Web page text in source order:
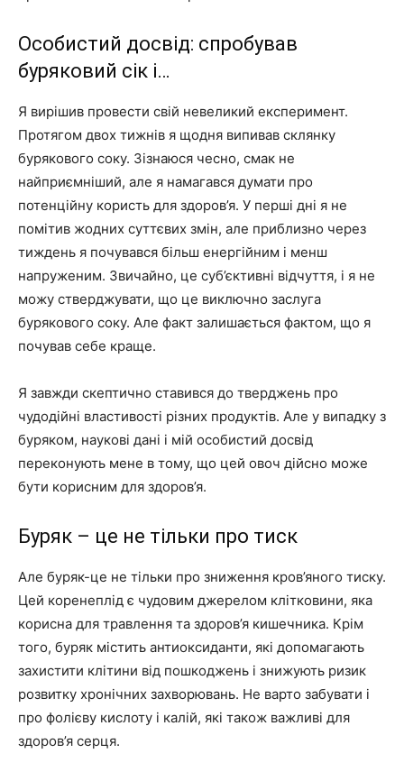
Особистий досвід: спробував
буряковий сік і…
Я вирішив провести свій невеликий експеримент.
Протягом двох тижнів я щодня випивав склянку
бурякового соку. Зізнаюся чесно, смак не
найприємніший, але я намагався думати про
потенційну користь для здоров’я. У перші дні я не
помітив жодних суттєвих змін, але приблизно через
тиждень я почувався більш енергійним і менш
напруженим. Звичайно, це суб’єктивні відчуття, і я не
можу стверджувати, що це виключно заслуга
бурякового соку. Але факт залишається фактом, що я
почував себе краще.
Я завжди скептично ставився до тверджень про
чудодійні властивості різних продуктів. Але у випадку з
буряком, наукові дані і мій особистий досвід
переконують мене в тому, що цей овоч дійсно може
бути корисним для здоров’я.
Буряк – це не тільки про тиск
Але буряк-це не тільки про зниження кров’яного тиску.
Цей коренеплід є чудовим джерелом клітковини, яка
корисна для травлення та здоров’я кишечника. Крім
того, буряк містить антиоксиданти, які допомагають
захистити клітини від пошкоджень і знижують ризик
розвитку хронічних захворювань. Не варто забувати і
про фолієву кислоту і калій, які також важливі для
здоров’я серця.